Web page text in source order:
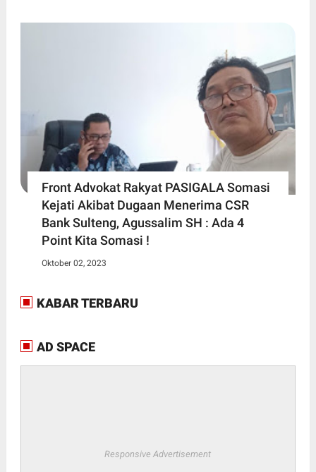
Front Advokat Rakyat PASIGALA Somasi
Kejati Akibat Dugaan Menerima CSR
Bank Sulteng, Agussalim SH : Ada 4
Point Kita Somasi !
Oktober 02, 2023
KABAR TERBARU
AD SPACE
Responsive Advertisement